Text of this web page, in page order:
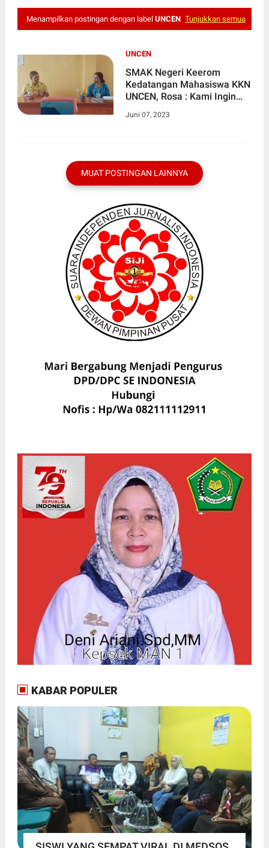
Menampilkan postingan dengan label UNCEN Tunjukkan semua
UNCEN
SMAK Negeri Keerom
Kedatangan Mahasiswa KKN
UNCEN, Rosa : Kami Ingin
Komputer dan Observasi
Juni 07, 2023
MUAT POSTINGAN LAINNYA
KABAR POPULER